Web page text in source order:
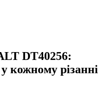
DT40256:
кожному різанні